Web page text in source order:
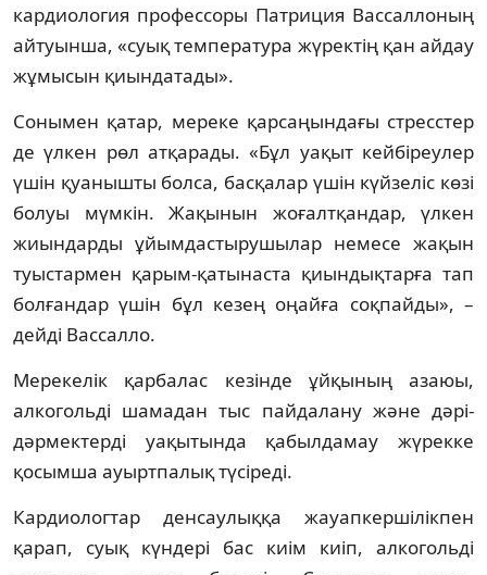
кардиология профессоры Патриция Вассаллоның
айтуынша, «суық температура жүректің қан айдау
жұмысын қиындатады».
Сонымен қатар, мереке қарсаңындағы стресстер
де үлкен рөл атқарады. «Бұл уақыт кейбіреулер
үшін қуанышты болса, басқалар үшін күйзеліс көзі
болуы мүмкін. Жақынын жоғалтқандар, үлкен
жиындарды ұйымдастырушылар немесе жақын
туыстармен қарым-қатынаста қиындықтарға тап
болғандар үшін бұл кезең оңайға соқпайды», –
дейді Вассалло.
Мерекелік қарбалас кезінде ұйқының азаюы,
алкогольді шамадан тыс пайдалану және дәрі-
дәрмектерді уақытында қабылдамау жүрекке
қосымша ауыртпалық түсіреді.
Кардиологтар денсаулыққа жауапкершілікпен
қарап, суық күндері бас киім киіп, алкогольді